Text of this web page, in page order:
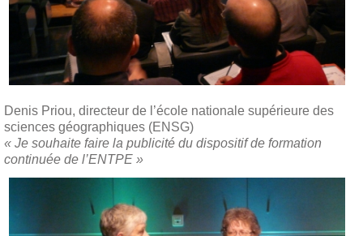
Denis Priou, directeur de l’école nationale supérieure des
sciences géographiques (ENSG)
« Je souhaite faire la publicité du dispositif de formation
continuée de l’ENTPE »